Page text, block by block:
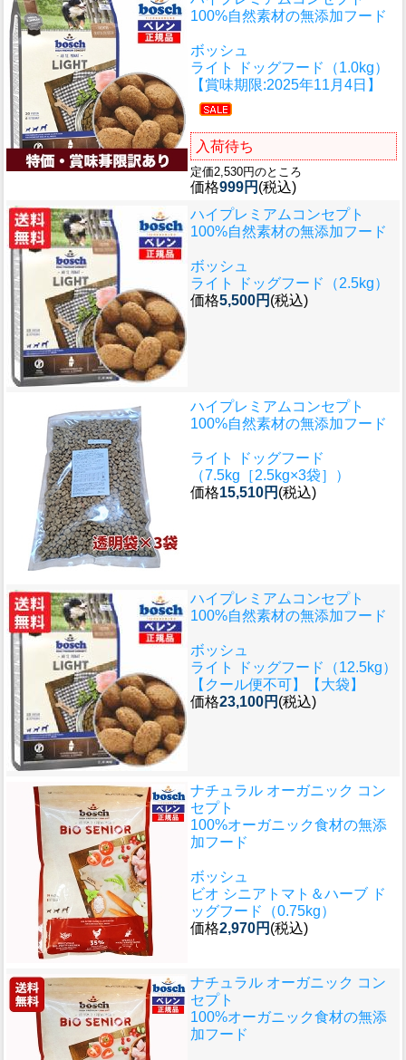
100%自然素材の無添加フード
ボッシュ
ライト ドッグフード（1.0kg）
【賞味期限:2025年11月4日】
入荷待ち
定価2,530円のところ
価格999円 (税込)
ハイプレミアムコンセプト
100%自然素材の無添加フード
ボッシュ
ライト ドッグフード（2.5kg）
価格5,500円 (税込)
ハイプレミアムコンセプト
100%自然素材の無添加フード
ライト ドッグフード
（7.5kg［2.5kg×3袋］）
価格15,510円 (税込)
ハイプレミアムコンセプト
100%自然素材の無添加フード
ボッシュ
ライト ドッグフード（12.5kg）
【クール便不可】【大袋】
価格23,100円 (税込)
ナチュラル オーガニック コン
セプト
100%オーガニック食材の無添
加フード
ボッシュ
ビオ シニアトマト＆ハーブ ド
ッグフード（0.75kg）
価格2,970円 (税込)
ナチュラル オーガニック コン
セプト
100%オーガニック食材の無添
加フード